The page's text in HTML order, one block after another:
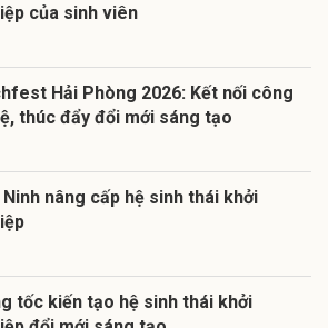
của sinh viên
Hải Phòng 2026: Kết nối công
thúc đẩy đổi mới sáng tạo
Ninh nâng cấp hệ sinh thái khởi
tốc kiến tạo hệ sinh thái khởi